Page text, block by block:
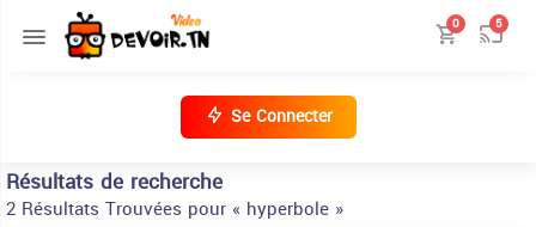
0 5
Se Connecter
Résultats de recherche
2 Résultats Trouvées pour « hyperbole »